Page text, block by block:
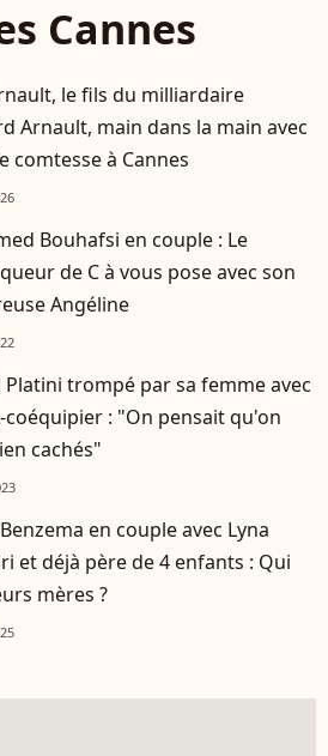
Cannes
le fils du milliardaire
Arnault, main dans la main avec
comtesse à Cannes
Bouhafsi en couple : Le
de C à vous pose avec son
Angéline
Platini trompé par sa femme avec
coéquipier : "On pensait qu'on
cachés"
en couple avec Lyna
et déjà père de 4 enfants : Qui
mères ?